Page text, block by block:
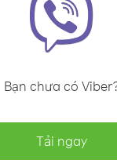
Bạn chưa có
Tải ngay